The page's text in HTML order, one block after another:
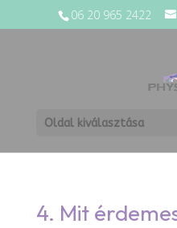
06 20 965 2422
Oldal kiválasztása
4. Mit